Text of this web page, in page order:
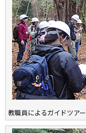
教職員によるガイドツアー